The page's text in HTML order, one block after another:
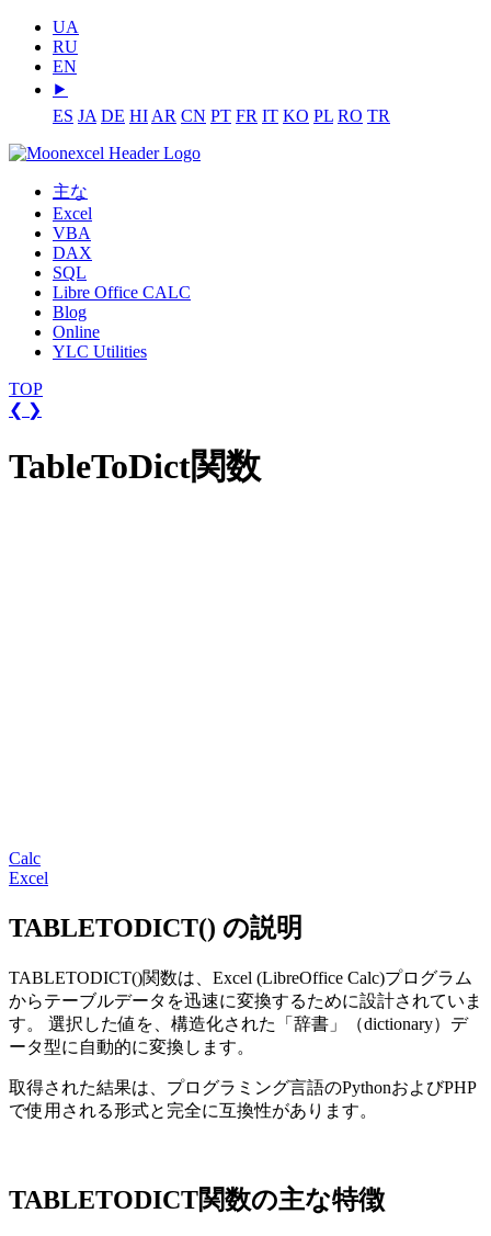
UA
RU
EN
⯈
ES JA DE HI AR CN PT FR IT KO PL RO TR
主な
Excel
VBA
DAX
SQL
Libre Office CALC
Blog
Online
YLC Utilities
TOP
❮ ❯
TableToDict関数
Calc
Excel
TABLETODICT() の説明
TABLETODICT()関数は、Excel (LibreOffice Calc)プログラム
からテーブルデータを迅速に変換するために設計されていま
す。 選択した値を、構造化された「辞書」（dictionary）デ
ータ型に自動的に変換します。
取得された結果は、プログラミング言語のPythonおよびPHP
で使用される形式と完全に互換性があります。
TABLETODICT関数の主な特徴